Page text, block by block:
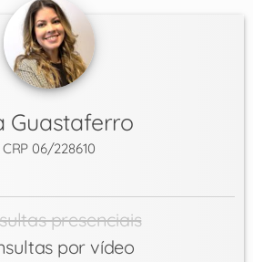
Guastaferro
CRP 06/228610
presenciais
por vídeo